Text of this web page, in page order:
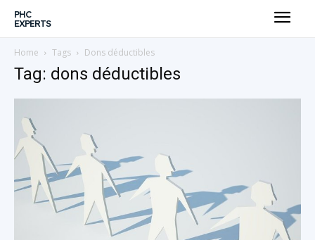
PHC
EXPERTS
Home Tags Dons déductibles
Tag: dons déductibles